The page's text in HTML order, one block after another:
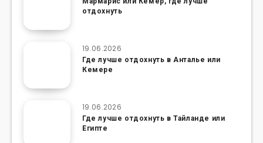
отдохнуть
19.06.2026
Где лучше отдохнуть в Анталье или
Кемере
19.06.2026
Где лучше отдохнуть в Тайланде или
Египте